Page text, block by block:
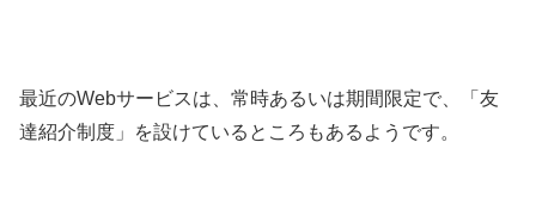
最近のWebサービスは、常時あるいは期間限定で、「友
達紹介制度」を設けているところもあるようです。